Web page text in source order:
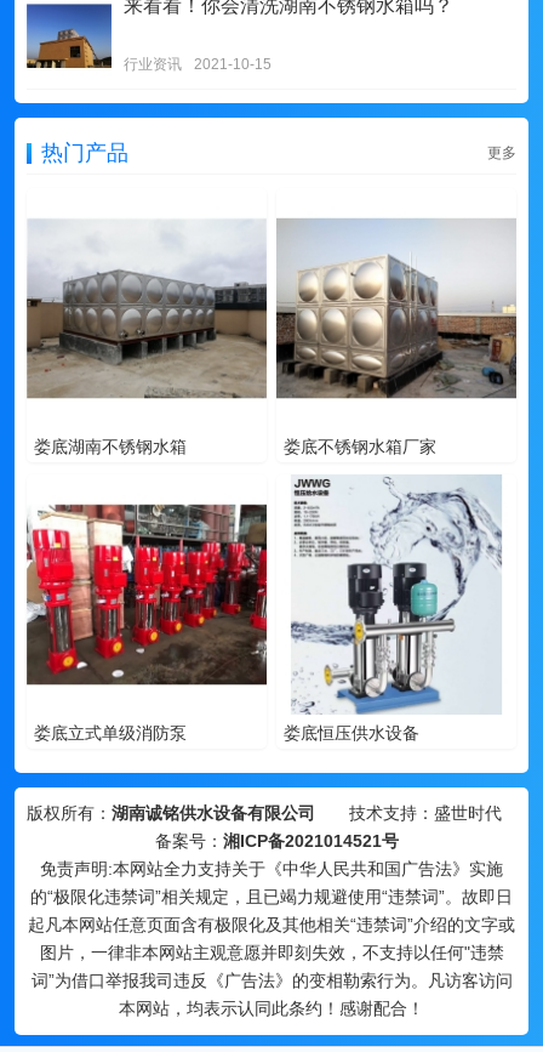
来看看！你会清洗湖南不锈钢水箱吗？
行业资讯 2021-10-15
热门产品 更多
娄底湖南不锈钢水箱 娄底不锈钢水箱厂家
娄底立式单级消防泵 娄底恒压供水设备
版权所有： 湖南诚铭供水设备有限公司
技术支持：盛世时代
备案号： 湘ICP备2021014521号
免责声明:本网站全力支持关于《中华人民共和国广告法》实施
的“极限化违禁词”相关规定，且已竭力规避使用“违禁词”。故即日
起凡本网站任意页面含有极限化及其他相关“违禁词”介绍的文字或
图片，一律非本网站主观意愿并即刻失效，不支持以任何"违禁
词”为借口举报我司违反《广告法》的变相勒索行为。凡访客访问
本网站，均表示认同此条约！感谢配合！